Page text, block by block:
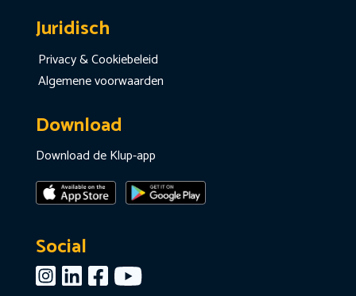
Juridisch
Privacy & Cookiebeleid
Algemene voorwaarden
Download
Download de Klup-app
Social